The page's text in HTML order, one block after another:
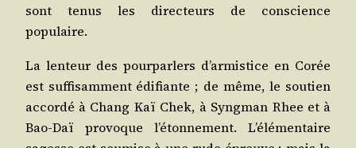
sont tenus les direc­teurs de conscience
populaire.
La len­teur des pour­par­lers d’ar­mis­tice en Corée
est suf­fi­sam­ment édi­fiante ; de même, le sou­tien
accor­dé à Chang Kaï Chek, à Syng­man Rhee et à
Bao-Daï pro­voque l’é­ton­ne­ment. L’élé­men­taire